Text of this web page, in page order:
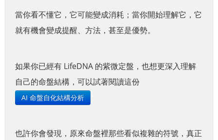
當你看不懂它，它可能變成消耗；當你開始理解它，它
就有機會變成提醒、方法，甚至是優勢。
如果你已經有 LifeDNA 的紫微定盤，也想更深入理解
自己的命盤結構，可以試著閱讀這份
AI 命盤自化結構分析
也許你會發現，原來命盤裡那些看似複雜的符號，真正